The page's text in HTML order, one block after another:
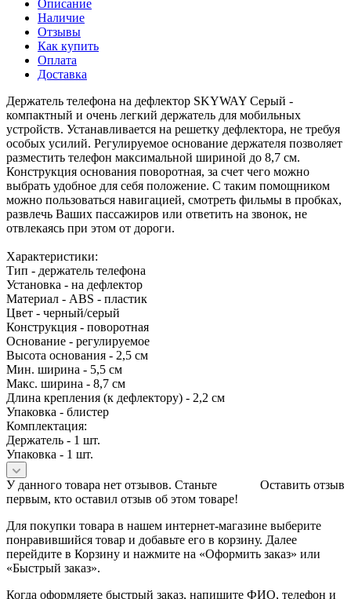
Описание
Наличие
Отзывы
Как купить
Оплата
Доставка
Держатель телефона на дефлектор SKYWAY Серый -
компактный и очень легкий держатель для мобильных
устройств. Устанавливается на решетку дефлектора, не требуя
особых усилий. Регулируемое основание держателя позволяет
разместить телефон максимальной шириной до 8,7 см.
Конструкция основания поворотная, за счет чего можно
выбрать удобное для себя положение. С таким помощником
можно пользоваться навигацией, смотреть фильмы в пробках,
развлечь Ваших пассажиров или ответить на звонок, не
отвлекаясь при этом от дороги.
Характеристики:
Тип - держатель телефона
Установка - на дефлектор
Материал - ABS - пластик
Цвет - черный/серый
Конструкция - поворотная
Основание - регулируемое
Высота основания - 2,5 см
Мин. ширина - 5,5 см
Макс. ширина - 8,7 см
Длина крепления (к дефлектору) - 2,2 см
Упаковка - блистер
Комплектация:
Держатель - 1 шт.
Упаковка - 1 шт.
Оставить отзыв
У данного товара нет отзывов. Станьте
первым, кто оставил отзыв об этом товаре!
Для покупки товара в нашем интернет-магазине выберите
понравившийся товар и добавьте его в корзину. Далее
перейдите в Корзину и нажмите на «Оформить заказ» или
«Быстрый заказ».
Когда оформляете быстрый заказ, напишите ФИО, телефон и